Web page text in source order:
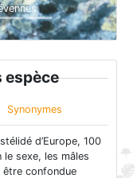
Synonymes
d’Europe, 100
sexe, les mâles
être confondue